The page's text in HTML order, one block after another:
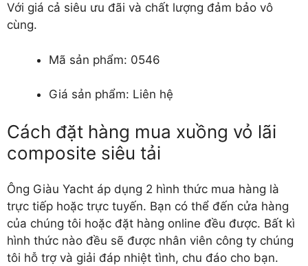
Với giá cả siêu ưu đãi và chất lượng đảm bảo vô
cùng.
Mã sản phẩm: 0546
Giá sản phẩm: Liên hệ
Cách đặt hàng mua xuồng vỏ lãi
composite siêu tải
Ông Giàu Yacht áp dụng 2 hình thức mua hàng là
trực tiếp hoặc trực tuyến. Bạn có thể đến cửa hàng
của chúng tôi hoặc đặt hàng online đều được. Bất kì
hình thức nào đều sẽ được nhân viên công ty chúng
tôi hỗ trợ và giải đáp nhiệt tình, chu đáo cho bạn.